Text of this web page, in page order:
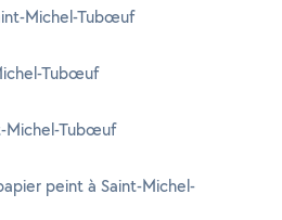
Michel-Tubœuf
Tubœuf
Michel-Tubœuf
peint à Saint-Michel-